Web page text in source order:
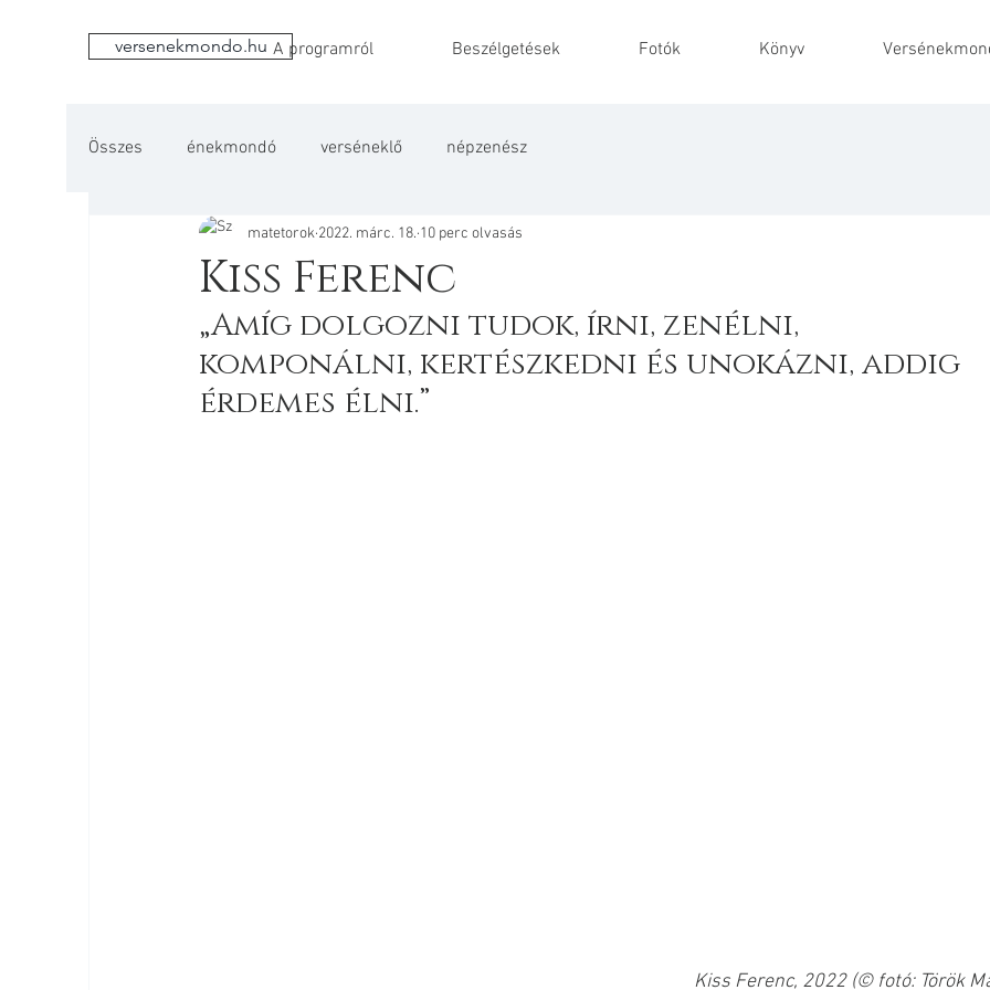
versenekmondo.hu A programról Beszélgetések Fotók Könyv
Összes énekmondó verséneklő népzenész
Kiss Ferenc
matetorok 2022. márc. 18. 10 perc olvasás
„Amíg dolgozni tudok, írni, zenélni,
komponálni, kertészkedni és unokázni, addig
érdemes élni.”
Kiss Ferenc, 2022 (© fotó: Török